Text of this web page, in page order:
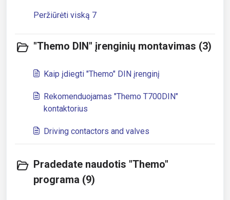
Peržiūrėti viską 7
"Themo DIN" įrenginių montavimas (3)
Kaip įdiegti "Themo" DIN įrenginį
Rekomenduojamas "Themo T700DIN"
kontaktorius
Driving contactors and valves
Pradedate naudotis "Themo"
programa (9)